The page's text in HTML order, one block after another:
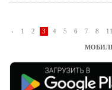
‹
1 2 3 4 5 6 7 8 11